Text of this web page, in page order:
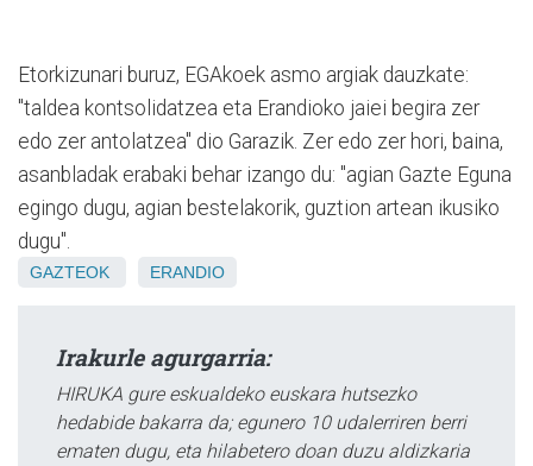
Etorkizunari buruz, EGAkoek asmo argiak dauzkate:
"taldea kontsolidatzea eta Erandioko jaiei begira zer
edo zer antolatzea" dio Garazik. Zer edo zer hori, baina,
asanbladak erabaki behar izango du: "agian Gazte Eguna
egingo dugu, agian bestelakorik, guztion artean ikusiko
dugu".
GAZTEOK ERANDIO
Irakurle agurgarria:
HIRUKA gure eskualdeko euskara hutsezko
hedabide bakarra da; egunero 10 udalerriren berri
ematen dugu, eta hilabetero doan duzu aldizkaria